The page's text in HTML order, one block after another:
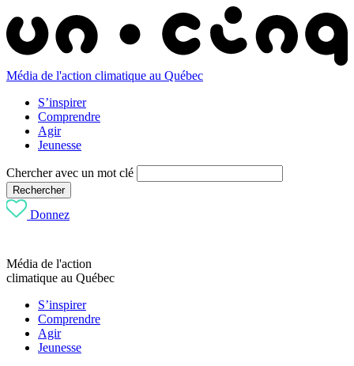
Média de l'action climatique au Québec
S’inspirer
Comprendre
Agir
Jeunesse
Chercher avec un mot clé
Rechercher
Donnez
Média de l'action
climatique au Québec
S’inspirer
Comprendre
Agir
Jeunesse